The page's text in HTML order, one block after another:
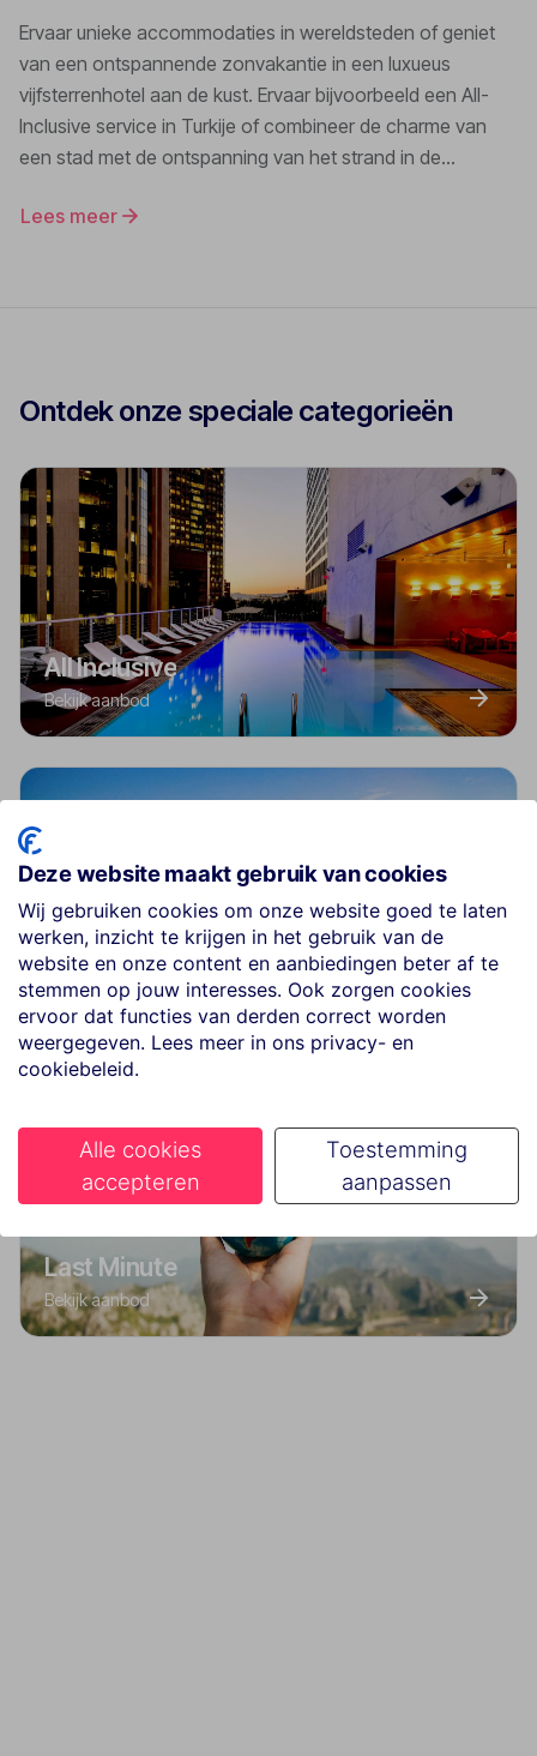
Ervaar unieke accommodaties in wereldsteden of geniet
van een ontspannende zonvakantie in een luxueus
vijfsterrenhotel aan de kust. Ervaar bijvoorbeeld een All-
Inclusive service in Turkije of combineer de charme van
een stad met de ontspanning van het strand in de
de Canarische Eilanden, de Dominicaanse Republiek,
Lees meer
Ontdek onze speciale categorieën
All Inclusive
Bekijk aanbod
Adults Only
Bekijk aanbod
Last Minute
Bekijk aanbod
Deze website maakt gebruik van cookies
Wij gebruiken cookies om onze website goed te laten
werken, inzicht te krijgen in het gebruik van de
website en onze content en aanbiedingen beter af te
stemmen op jouw interesses. Ook zorgen cookies
ervoor dat functies van derden correct worden
weergegeven. Lees meer in ons privacy- en
cookiebeleid.
Alle cookies
accepteren
Toestemming
aanpassen